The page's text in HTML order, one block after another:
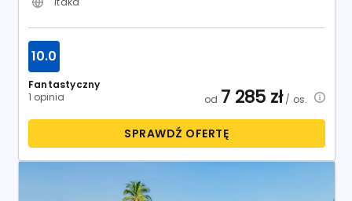
Fantastyczny
1 opinia
10.0
od 7 285 zł/ os.
SPRAWDŹ OFERTĘ